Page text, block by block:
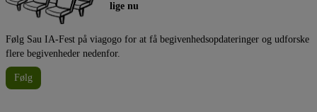
lige nu
Følg Sau IA-Fest på viagogo for at få begivenhedsopdateringer og udforske
flere begivenheder nedenfor.
Følg